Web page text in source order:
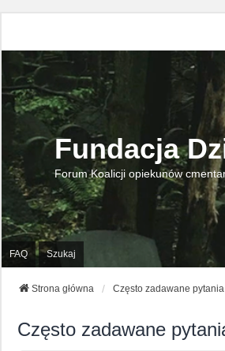
Fundacja
Forum Koalicji opiekunów
FAQ Szukaj
Strona główna Często zadawane pytania
Często zadawane